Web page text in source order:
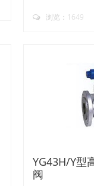
浏览：1649
YG43H/Y型
阀